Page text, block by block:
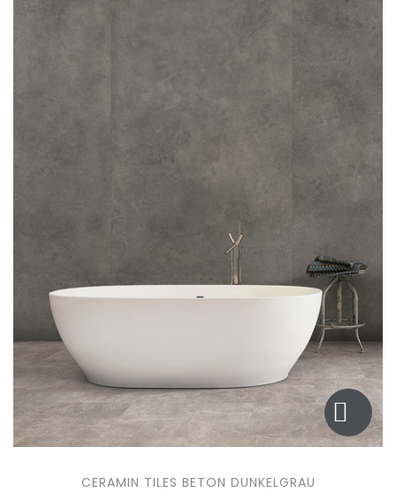
CERAMIN TILES BETON DUNKELGRAU